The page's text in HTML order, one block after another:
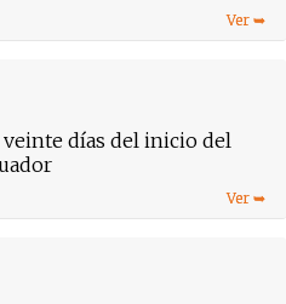
veinte días del inicio del